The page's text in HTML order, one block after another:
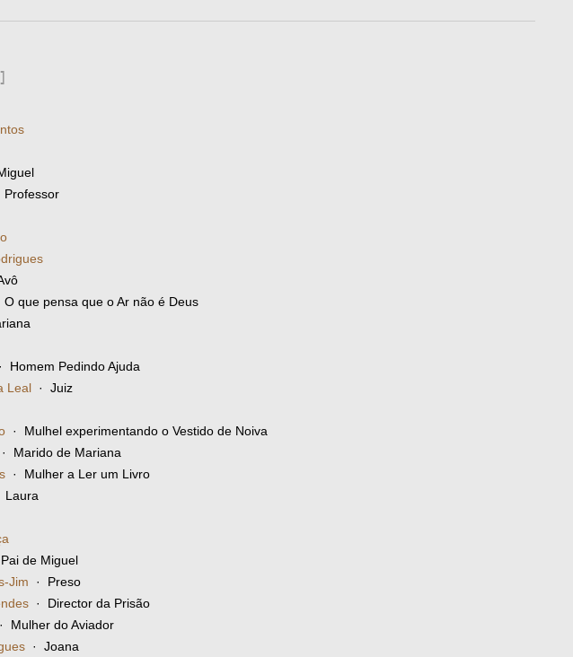
Professor
O que pensa que o Ar não é Deus
Homem Pedindo Ajuda
Leal · Juiz
· Mulhel experimentando o Vestido de Noiva
· Marido de Mariana
· Mulher a Ler um Livro
Laura
de Miguel
Jim · Preso
· Director da Prisão
· Mulher do Aviador
· Joana